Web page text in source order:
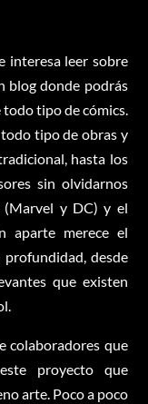
interesa leer sobre
blog donde podrás
tipo de cómics.
tipo de obras y
hasta los
sin olvidarnos
(Marvel y DC) y el
aparte merece el
profundidad, desde
que existen
colaboradores que
proyecto que
arte. Poco a poco